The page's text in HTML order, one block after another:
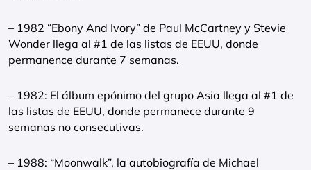
– 1982 “Ebony And Ivory” de Paul McCartney y Stevie
Wonder llega al #1 de las listas de EEUU, donde
permanence durante 7 semanas.
– 1982: El álbum epónimo del grupo Asia llega al #1 de
las listas de EEUU, donde permanece durante 9
semanas no consecutivas.
– 1988: “Moonwalk”, la autobiografía de Michael